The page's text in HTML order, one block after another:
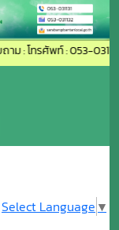
: โทรศัพท์ : 053-
Select Language ▼